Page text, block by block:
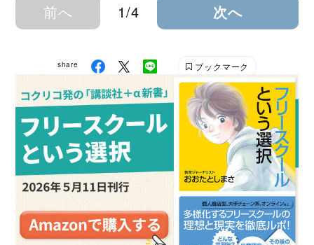
前へ 1/4 次へ
share ブックマーク